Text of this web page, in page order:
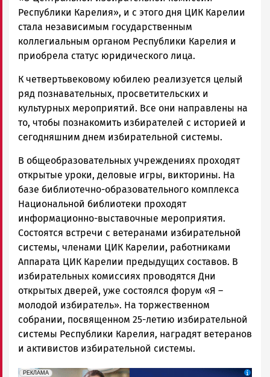
Республики Карелия», и с этого дня ЦИК Карелии
стала независимым государственным
коллегиальным органом Республики Карелия и
приобрела статус юридического лица.
К четвертьвековому юбилею реализуется целый
ряд познавательных, просветительских и
культурных мероприятий. Все они направлены на
то, чтобы познакомить избирателей с историей и
сегодняшним днем избирательной системы.
В общеобразовательных учреждениях проходят
открытые уроки, деловые игры, викторины. На
базе библиотечно-образовательного комплекса
Национальной библиотеки проходят
информационно-выставочные мероприятия.
Состоятся встречи с ветеранами избирательной
системы, членами ЦИК Карелии, работниками
Аппарата ЦИК Карелии предыдущих составов. В
избирательных комиссиях проводятся Дни
открытых дверей, уже состоялся форум «Я –
молодой избиратель». На торжественном
собрании, посвященном 25-летию избирательной
системы Республики Карелия, наградят ветеранов
и активистов избирательной системы.
erid: 2SDnjdpiKp6
РЕКЛАМА
Реклама